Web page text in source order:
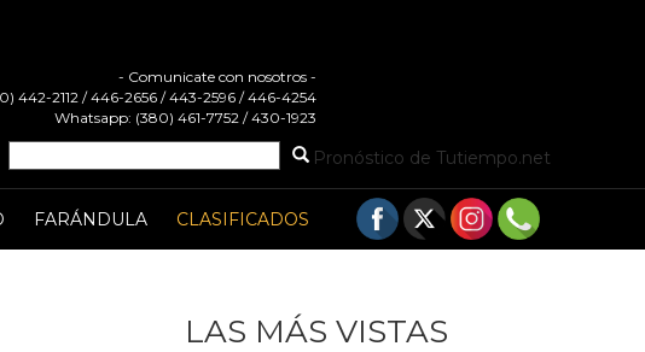
- Comunicate con nosotros -
442-2112 / 446-2656 / 443-2596 / 446-4254
Whatsapp: (380) 461-7752 / 430-1923
Pronóstico de Tutiempo.net
FARÁNDULA CLASIFICADOS
LAS MÁS VISTAS